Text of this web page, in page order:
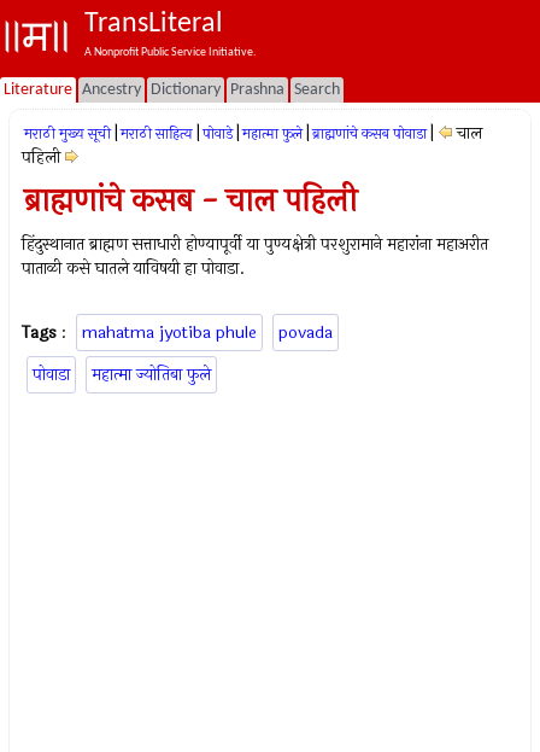
TransLiteral
A Nonprofit Public Service Initiative.
Literature Ancestry Dictionary Prashna Search
मराठी मुख्य सूची मराठी साहित्य पोवाडे महात्मा फुले ब्राह्मणांचे कसब पोवाडा
चाल
पहिली
ब्राह्मणांचे कसब - चाल पहिली
हिंदुस्थानात ब्राह्मण सत्ताधारी होण्यापूर्वी या पुण्यक्षेत्री परशुरामाने महारांना महाअरीत
पाताळी कसे घातले याविषयी हा पोवाडा.
Tags : mahatma jyotiba phule
povada
पोवाडा
महात्मा ज्योतिबा फुले